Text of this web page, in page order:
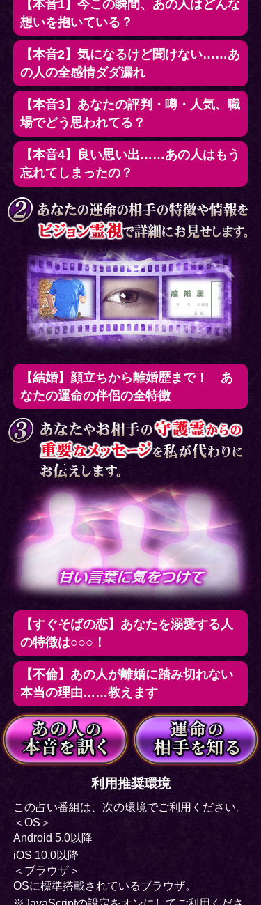
【本音1】今この瞬間、あの人はどんな
想いを抱いている？
【本音2】気になるけど聞けない……あ
の人の全感情ダダ漏れ
【本音3】あなたの評判・噂・人気、職
場でどう思われてる？
【本音4】良い思い出……あの人はもう
忘れてしまったの？
【結婚】顔立ちから離婚歴まで！ あ
なたの運命の伴侶の全特徴
【すぐそばの恋】あなたを溺愛する人
の特徴は○○○！
【不倫】あの人が離婚に踏み切れない
本当の理由……教えます
利用推奨環境
この占い番組は、次の環境でご利用ください。
＜OS＞
Android 5.0以降
iOS 10.0以降
＜ブラウザ＞
OSに標準搭載されているブラウザ。